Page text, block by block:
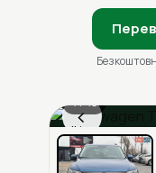
‹
1 / 13
Ціна в